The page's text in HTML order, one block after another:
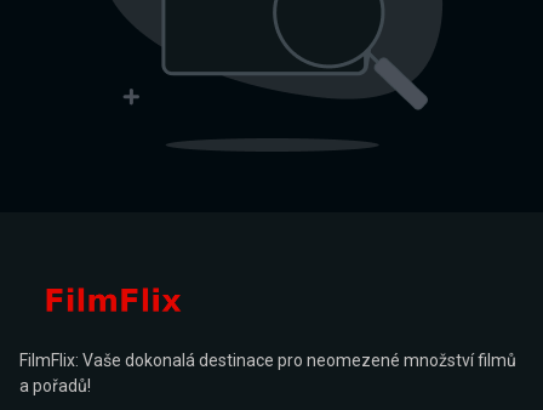
FilmFlix: Vaše dokonalá destinace pro neomezené množství filmů
a pořadů!